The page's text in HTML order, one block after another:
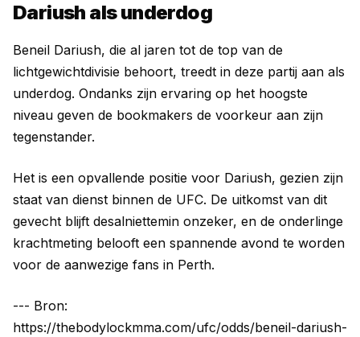
Dariush als underdog
Beneil Dariush, die al jaren tot de top van de
lichtgewichtdivisie behoort, treedt in deze partij aan als
underdog. Ondanks zijn ervaring op het hoogste
niveau geven de bookmakers de voorkeur aan zijn
tegenstander.
Het is een opvallende positie voor Dariush, gezien zijn
staat van dienst binnen de UFC. De uitkomst van dit
gevecht blijft desalniettemin onzeker, en de onderlinge
krachtmeting belooft een spannende avond te worden
voor de aanwezige fans in Perth.
--- Bron:
https://thebodylockmma.com/ufc/odds/beneil-dariush-